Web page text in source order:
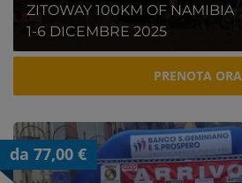
ZITOWAY 100KM OF NAMIBIA
1-6 DICEMBRE 2025
PRENOTA ORA
da 77,00 €